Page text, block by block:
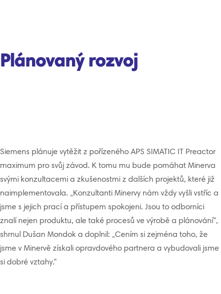
Plánovaný rozvoj
Siemens plánuje vytěžit z pořízeného APS SIMATIC IT Preactor
maximum pro svůj závod. K tomu mu bude pomáhat Minerva
svými konzultacemi a zkušenostmi z dalších projektů, které již
naimplementovala. „Konzultanti Minervy nám vždy vyšli vstříc a
jsme s jejich prací a přístupem spokojeni. Jsou to odborníci
znalí nejen produktu, ale také procesů ve výrobě a plánování“,
shrnul Dušan Mondok a doplnil: „Cením si zejména toho, že
jsme v Minervě získali opravdového partnera a vybudovali jsme
si dobré vztahy.“